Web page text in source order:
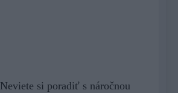
Neviete si poradiť s náročnou